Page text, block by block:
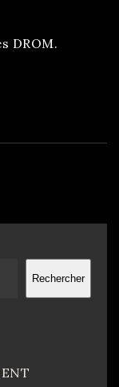
DROM.
Rechercher